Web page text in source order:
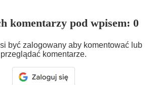
komentarzy pod wpisem: 0
być zalogowany aby komentować lub
przeglądać komentarze.